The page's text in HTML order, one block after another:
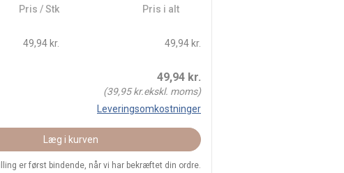
Pris / Stk Pris i alt
49,94 kr. 49,94 kr.
49,94kr.
(39,95kr.ekskl. moms)
Leveringsomkostninger
Læg i kurven
er først bindende, når vi har bekræftet din ordre.